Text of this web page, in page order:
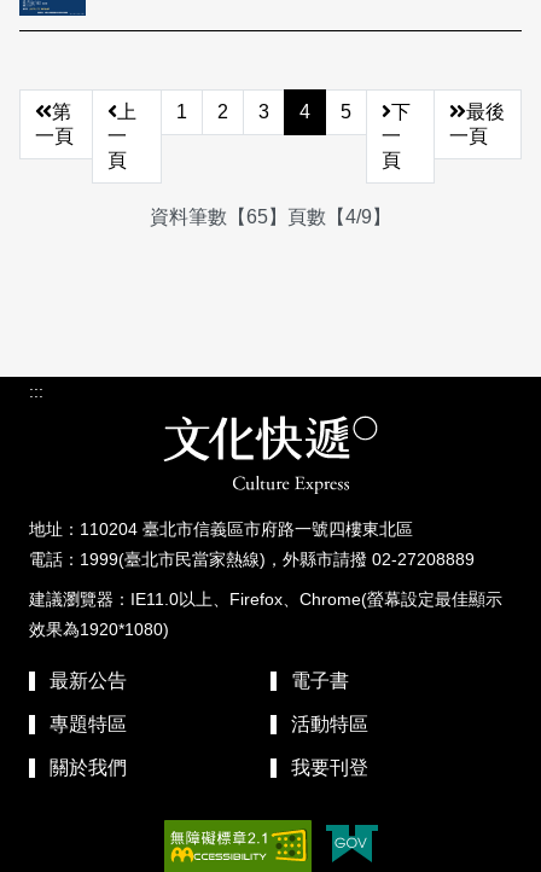
第
一頁
上
一
頁
1 2 3 4 5
下
一
頁
最後
一頁
資料筆數【65】頁數【4/9】
:::
地址：110204 臺北市信義區市府路一號四樓東北區
電話：1999(臺北市民當家熱線)，外縣市請撥 02-27208889
建議瀏覽器：IE11.0以上、Firefox、Chrome(螢幕設定最佳顯示
效果為1920*1080)
最新公告 電子書
專題特區 活動特區
關於我們 我要刊登